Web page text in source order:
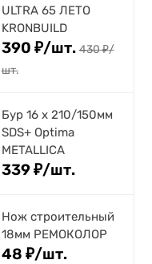
ULTRA 65 ЛЕТО
KRONBUILD
390 ₽/шт. 430₽/
шт.
Бур 16 х 210/150мм
SDS+ Optima
METALLICA
339₽/шт.
Нож строительный
18мм РЕМОКОЛОР
48 ₽/шт.